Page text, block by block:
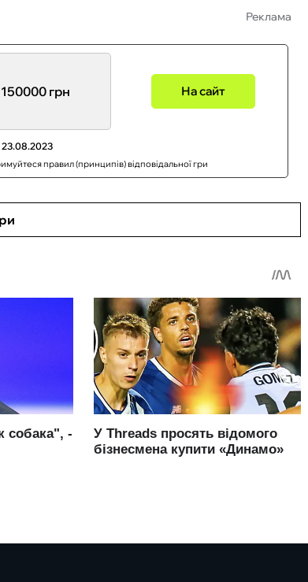
Реклама
150000 грн На сайт
23.08.2023
правил (принципів) відповідальної гри